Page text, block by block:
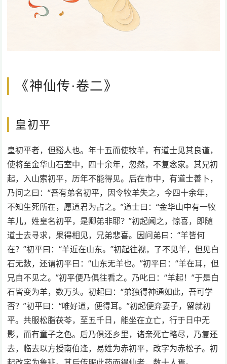
《神仙传·卷二》
皇初平
皇初平者，但谿人也。年十五而使牧羊，有道士见其良谨，
使将至金华山石室中，四十余年，忽然，不复念家。其兄初
起，入山索初平，历年不能得见。后在市中，有道士善卜，
乃问之曰：“吾有弟名初平，因令牧羊失之，今四十余年，
不知生死所在，愿道君为占之。”道士曰：“金华山中有一牧
羊儿，姓皇名初平，是卿弟非耶？”初起闻之，惊喜，即随
道士去寻求，果得相见，兄弟悲喜。因问弟曰：“羊皆何
在？”初平曰：“羊近在山东。”初起往视，了不见羊，但见白
石无数，还谓初平曰：“山东无羊也。”初平曰：“羊在耳，但
兄自不见之。”初平便乃俱往看之。乃叱曰：“羊起！”于是白
石皆变为羊，数万头。初起曰：“弟独得神通如此，吾可学
否？”初平曰：“唯好道，便得耳。”初起便弃妻子，留就初
平。共服松脂茯苓，至五千日，能坐在立亡，行于日中无
影，而有童子之色。后乃俱还乡里，诸亲死亡略尽，乃复还
去，临去以方授南伯逢，易姓为赤初平，改字为赤松子。初